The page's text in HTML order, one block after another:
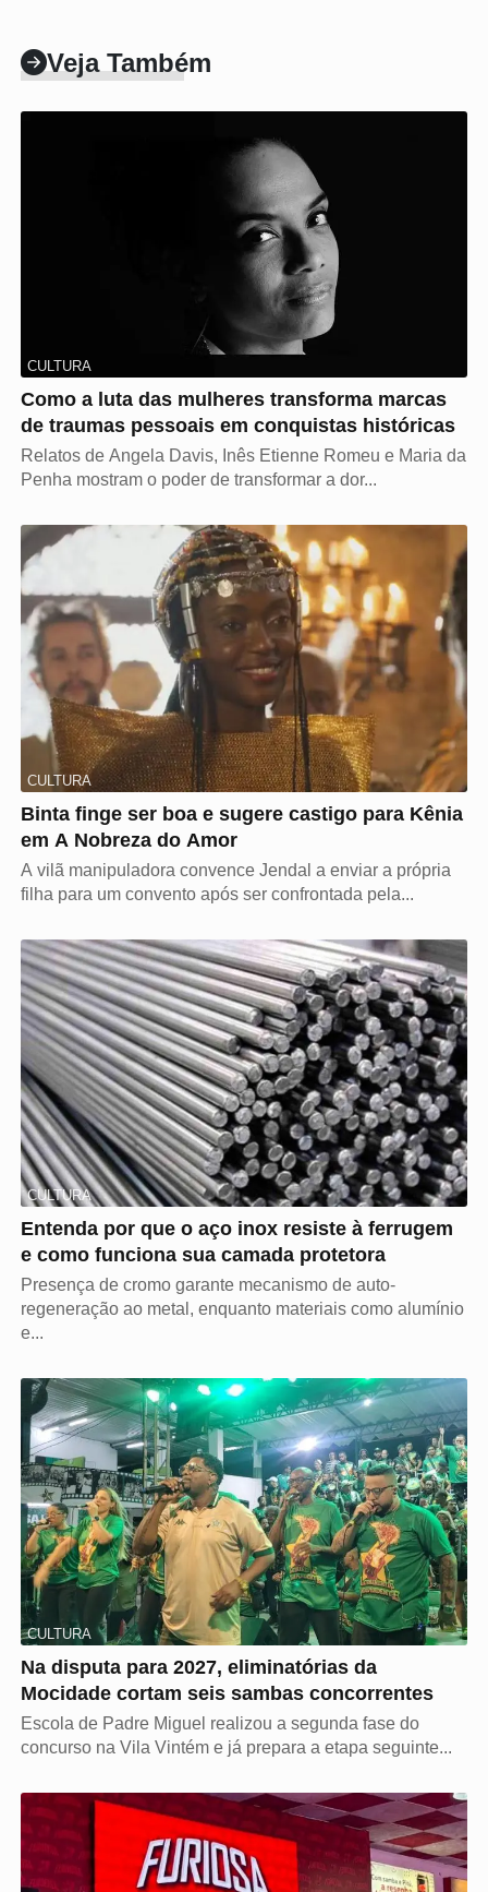
Veja Também
CULTURA
Como a luta das mulheres transforma marcas
de traumas pessoais em conquistas históricas
Relatos de Angela Davis, Inês Etienne Romeu e Maria da
Penha mostram o poder de transformar a dor...
CULTURA
Binta finge ser boa e sugere castigo para Kênia
em A Nobreza do Amor
A vilã manipuladora convence Jendal a enviar a própria
filha para um convento após ser confrontada pela...
CULTURA
Entenda por que o aço inox resiste à ferrugem
e como funciona sua camada protetora
Presença de cromo garante mecanismo de auto-
regeneração ao metal, enquanto materiais como alumínio
e...
CULTURA
Na disputa para 2027, eliminatórias da
Mocidade cortam seis sambas concorrentes
Escola de Padre Miguel realizou a segunda fase do
concurso na Vila Vintém e já prepara a etapa seguinte...